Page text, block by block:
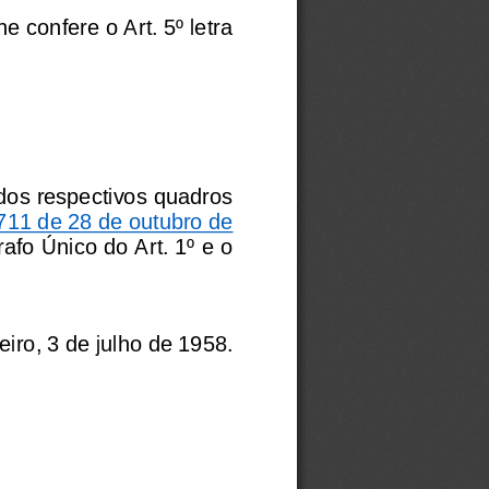
confere o Art. 5º letra
respectivos quadros
de 28 de outubro de
Único do Art. 1º e o
3 de julho de 1958